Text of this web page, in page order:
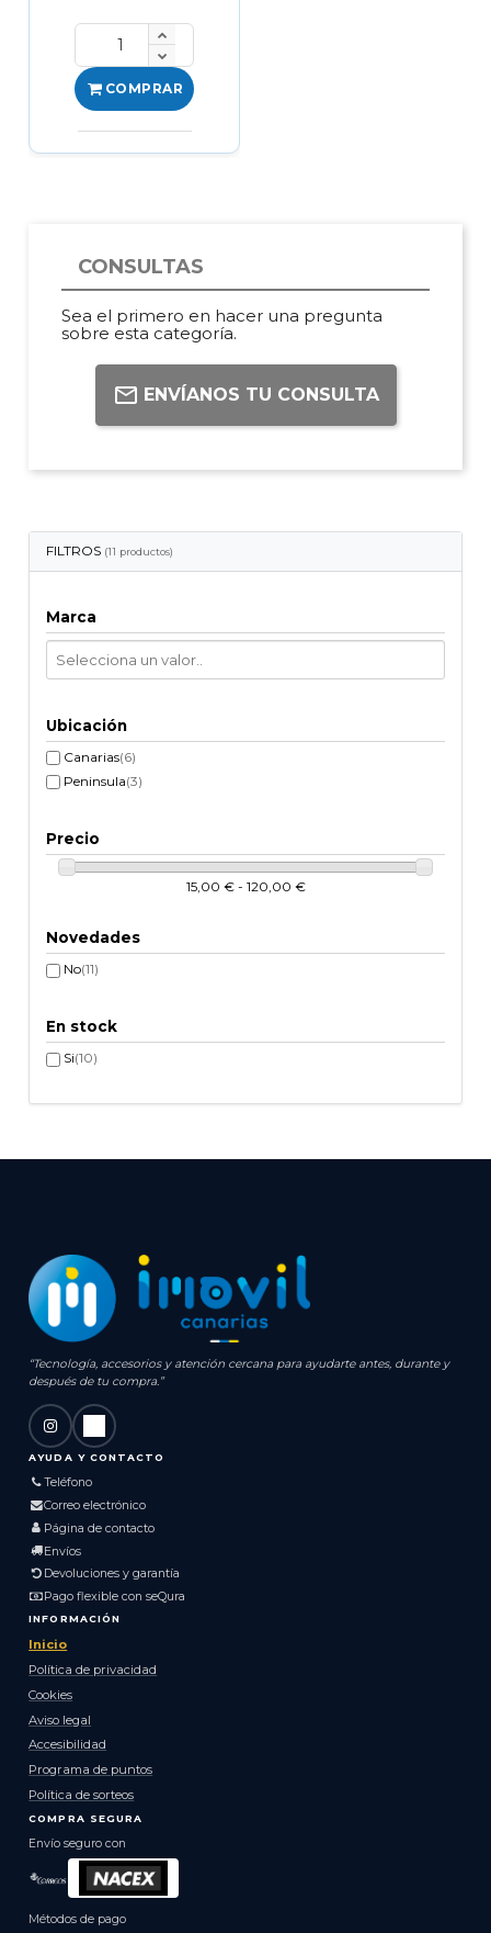
COMPRAR
CONSULTAS
Sea el primero en hacer una pregunta
sobre esta categoría.
ENVÍANOS TU CONSULTA
FILTROS (11 productos)
Marca
Ubicación
Canarias(6)
Peninsula(3)
Precio
15,00 € - 120,00 €
Novedades
No(11)
En stock
Si(10)
“Tecnología, accesorios y atención cercana para ayudarte antes, durante y
después de tu compra.”
AYUDA Y CONTACTO
Teléfono
Correo electrónico
Página de contacto
Envíos
Devoluciones y garantía
Pago flexible con seQura
INFORMACIÓN
Inicio
Política de privacidad
Cookies
Aviso legal
Accesibilidad
Programa de puntos
Política de sorteos
COMPRA SEGURA
Envío seguro con
Métodos de pago